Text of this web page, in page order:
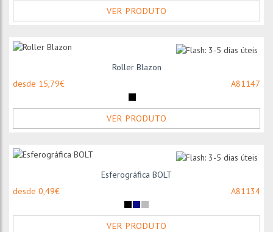
VER PRODUTO
Roller Blazon
desde 15,79€
A81147
VER PRODUTO
Esferográfica BOLT
desde 0,49€
A81134
VER PRODUTO